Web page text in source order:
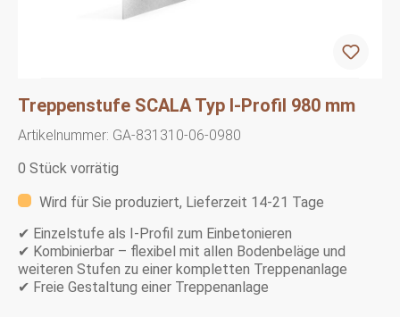
Treppenstufe SCALA Typ I-Profil 980 mm
Artikelnummer: GA-831310-06-0980
0 Stück vorrätig
Wird für Sie produziert, Lieferzeit 14-21 Tage
✔ Einzelstufe als I-Profil zum Einbetonieren
✔ Kombinierbar – flexibel mit allen Bodenbeläge und
weiteren Stufen zu einer kompletten Treppenanlage
✔ Freie Gestaltung einer Treppenanlage